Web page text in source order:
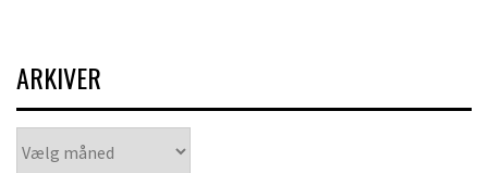
ARKIVER